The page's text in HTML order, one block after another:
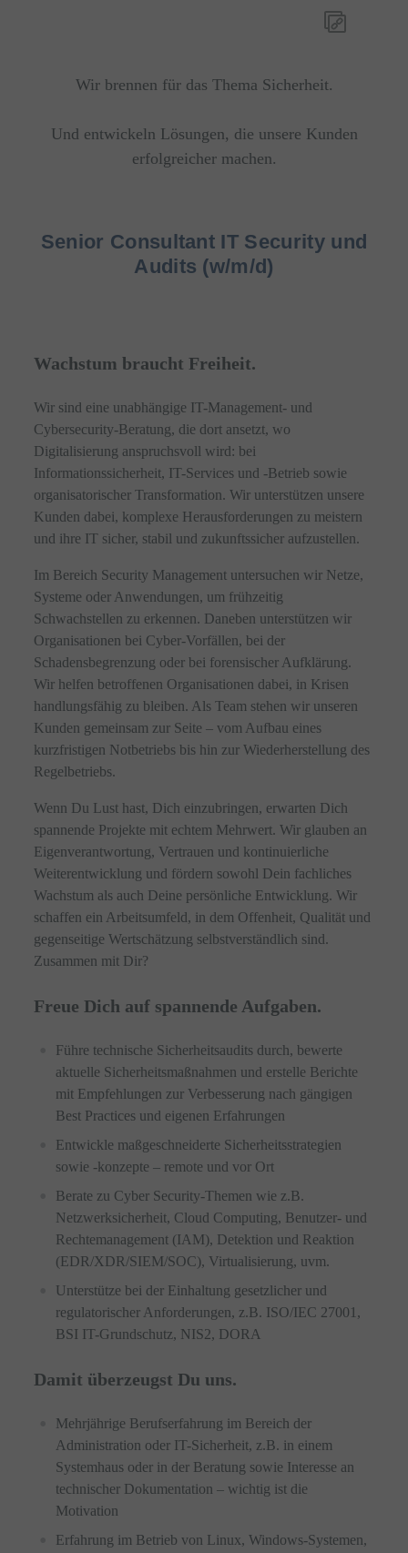
Wir brennen für das Thema Sicherheit.
Und entwickeln Lösungen, die unsere Kunden
erfolgreicher machen.
Senior Consultant IT Security und
Audits (w/m/d)
Wachstum braucht Freiheit.
Wir sind eine unabhängige IT-Management- und
Cybersecurity-Beratung, die dort ansetzt, wo
Digitalisierung anspruchsvoll wird: bei
Informationssicherheit, IT-Services und -Betrieb sowie
organisatorischer Transformation. Wir unterstützen unsere
Kunden dabei, komplexe Herausforderungen zu meistern
und ihre IT sicher, stabil und zukunftssicher aufzustellen.
Im Bereich Security Management untersuchen wir Netze,
Systeme oder Anwendungen, um frühzeitig
Schwachstellen zu erkennen. Daneben unterstützen wir
Organisationen bei Cyber-Vorfällen, bei der
Schadensbegrenzung oder bei forensischer Aufklärung.
Wir helfen betroffenen Organisationen dabei, in Krisen
handlungsfähig zu bleiben. Als Team stehen wir unseren
Kunden gemeinsam zur Seite – vom Aufbau eines
kurzfristigen Notbetriebs bis hin zur Wiederherstellung des
Regelbetriebs.
Wenn Du Lust hast, Dich einzubringen, erwarten Dich
spannende Projekte mit echtem Mehrwert. Wir glauben an
Eigenverantwortung, Vertrauen und kontinuierliche
Weiterentwicklung und fördern sowohl Dein fachliches
Wachstum als auch Deine persönliche Entwicklung. Wir
schaffen ein Arbeitsumfeld, in dem Offenheit, Qualität und
gegenseitige Wertschätzung selbstverständlich sind.
Zusammen mit Dir?
Freue Dich auf spannende Aufgaben.
Führe technische Sicherheitsaudits durch, bewerte
aktuelle Sicherheitsmaßnahmen und erstelle Berichte
mit Empfehlungen zur Verbesserung nach gängigen
Best Practices und eigenen Erfahrungen
Entwickle maßgeschneiderte Sicherheitsstrategien
sowie -konzepte – remote und vor Ort
Berate zu Cyber Security-Themen wie z.B.
Netzwerksicherheit, Cloud Computing, Benutzer- und
Rechtemanagement (IAM), Detektion und Reaktion
(EDR/XDR/SIEM/SOC), Virtualisierung, uvm.
Unterstütze bei der Einhaltung gesetzlicher und
regulatorischer Anforderungen, z.B. ISO/IEC 27001,
BSI IT-Grundschutz, NIS2, DORA
Damit überzeugst Du uns.
Mehrjährige Berufserfahrung im Bereich der
Administration oder IT-Sicherheit, z.B. in einem
Systemhaus oder in der Beratung sowie Interesse an
technischer Dokumentation – wichtig ist die
Motivation
Erfahrung im Betrieb von Linux, Windows-Systemen,